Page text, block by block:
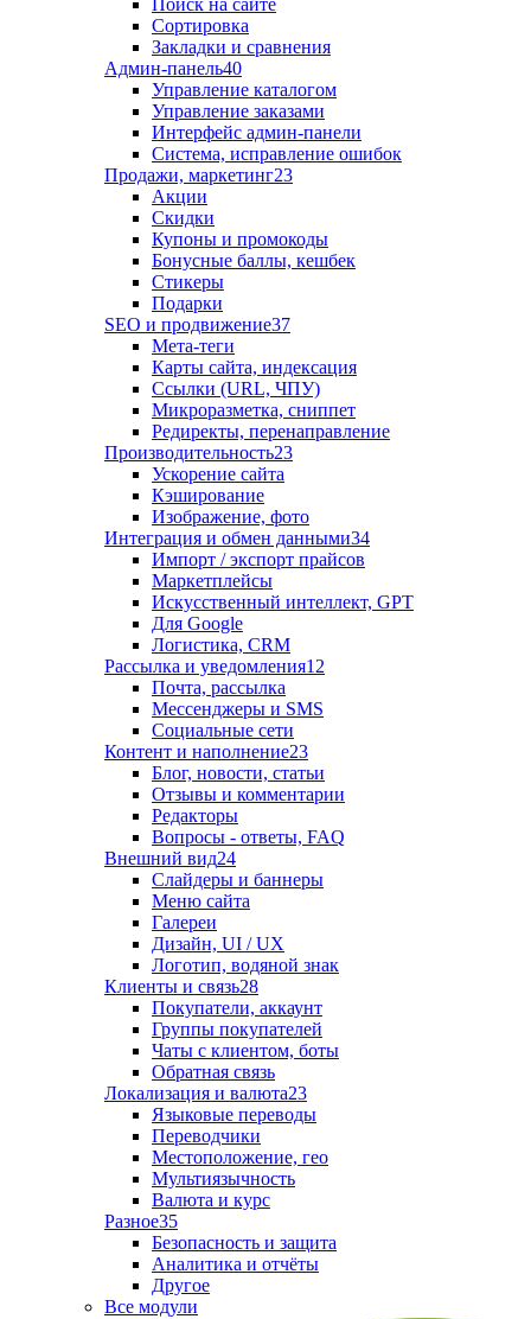
Поиск на сайте
Сортировка
Закладки и сравнения
Админ-панель40
Управление каталогом
Управление заказами
Интерфейс админ-панели
Система, исправление ошибок
Продажи, маркетинг23
Акции
Скидки
Купоны и промокоды
Бонусные баллы, кешбек
Стикеры
Подарки
SEO и продвижение37
Мета-теги
Карты сайта, индексация
Ссылки (URL, ЧПУ)
Микроразметка, сниппет
Редиректы, перенаправление
Производительность23
Ускорение сайта
Кэширование
Изображение, фото
Интеграция и обмен данными34
Импорт / экспорт прайсов
Маркетплейсы
Искусственный интеллект, GPT
Для Google
Логистика, CRM
Рассылка и уведомления12
Почта, рассылка
Мессенджеры и SMS
Социальные сети
Контент и наполнение23
Блог, новости, статьи
Отзывы и комментарии
Редакторы
Вопросы - ответы, FAQ
Внешний вид24
Слайдеры и баннеры
Меню сайта
Галереи
Дизайн, UI / UX
Логотип, водяной знак
Клиенты и связь28
Покупатели, аккаунт
Группы покупателей
Чаты с клиентом, боты
Обратная связь
Локализация и валюта23
Языковые переводы
Переводчики
Местоположение, гео
Мультиязычность
Валюта и курс
Разное35
Безопасность и защита
Аналитика и отчёты
Другое
Все модули